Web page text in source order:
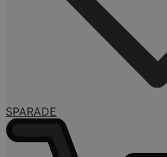
SPARADE